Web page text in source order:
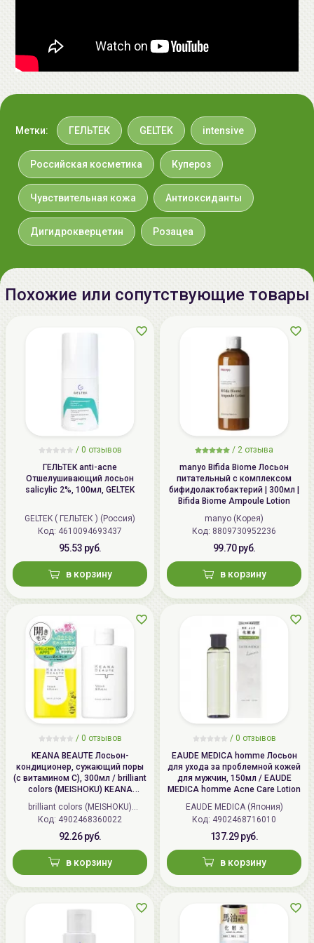
Метки: ГЕЛЬТЕК GELTEK intensive
Российская косметика Купероз
Чувствительная кожа Антиоксиданты
Дигидрокверцетин Розацеа
Похожие или сопутствующие товары
/ 0 отзывов
ГЕЛЬТЕК anti-acne
Отшелушивающий лосьон
salicylic 2%, 100мл, GELTEK
GELTEK ( ГЕЛЬТЕК ) (Россия)
Код: 4610094693437
95.53 руб.
в корзину
/ 2 отзыва
manyo Bifida Biome Лосьон
питательный с комплексом
бифидолактобактерий | 300мл |
Bifida Biome Ampoule Lotion
manyo (Корея)
Код: 8809730952236
99.70 руб.
в корзину
/ 0 отзывов
KEANA BEAUTE Лосьон-
кондиционер, сужающий поры
(с витамином С), 300мл / brilliant
colors (MEISHOKU) KEANA
BEAUTE Skin Conditioning Lotion
brilliant colors (MEISHOKU)
(Япония)
Код: 4902468360022
92.26 руб.
в корзину
/ 0 отзывов
EAUDE MEDICA homme Лосьон
для ухода за проблемной кожей
для мужчин, 150мл / EAUDE
MEDICA homme Acne Care Lotion
EAUDE MEDICA (Япония)
Код: 4902468716010
137.29 руб.
в корзину